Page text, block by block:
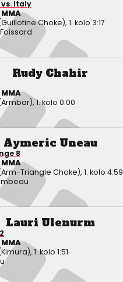
Italy
MMA
Choke), 1. kolo 3:17
Rudy Chahir
MMA
1. kolo 0:00
Aymeric Uneau
8
MMA
Triangle Choke), 1. kolo 4:59
Lauri Ulenurm
MMA
1. kolo 1:51